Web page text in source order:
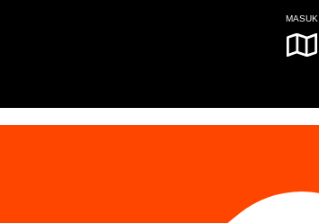
MASUK